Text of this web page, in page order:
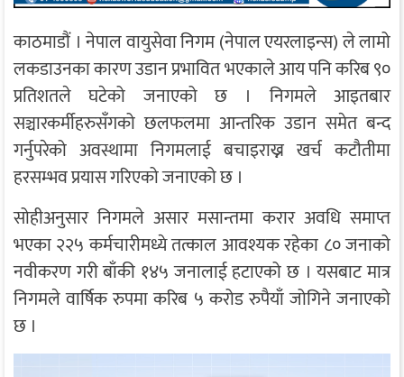
काठमाडौं । नेपाल वायुसेवा निगम (नेपाल एयरलाइन्स) ले लामो
लकडाउनका कारण उडान प्रभावित भएकाले आय पनि करिब ९०
प्रतिशतले घटेको जनाएको छ । निगमले आइतबार
सञ्चारकर्मीहरुसँगको छलफलमा आन्तरिक उडान समेत बन्द
गर्नुपरेको अवस्थामा निगमलाई बचाइराख्न खर्च कटौतीमा
हरसम्भव प्रयास गरिएको जनाएको छ ।
सोहीअनुसार निगमले असार मसान्तमा करार अवधि समाप्त
भएका २२५ कर्मचारीमध्ये तत्काल आवश्यक रहेका ८० जनाको
नवीकरण गरी बाँकी १४५ जनालाई हटाएको छ । यसबाट मात्र
निगमले वार्षिक रुपमा करिब ५ करोड रुपैयाँ जोगिने जनाएको
छ ।